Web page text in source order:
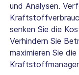
und Analysen.
senken Sie die
Verhindern Sie
maximieren Sie